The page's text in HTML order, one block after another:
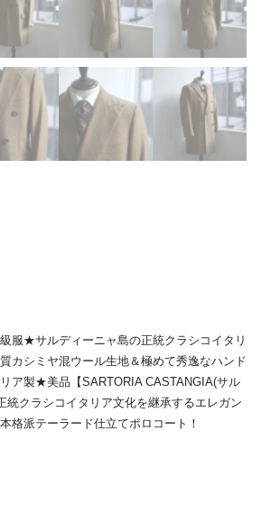
服★サルディーニャ島の正統クラシコイタリ
カシミヤ混ウール生地＆極めて秀逸なハンド
ア製★美品【SARTORIA CASTANGIA(サル
統クラシコイタリア文化を継承するエレガン
格派テーラード仕立てポロコート！